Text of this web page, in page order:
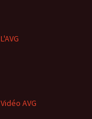
L'AVG
Vidéo AVG